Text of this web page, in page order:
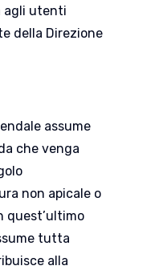
agli utenti
della Direzione
assume
che venga
non apicale o
quest’ultimo
tutta
alla